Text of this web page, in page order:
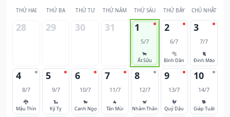
THỨ HAI THỨ BA THỨ TƯ THỨ NĂM THỨ SÁU THỨ BẢY CHỦ NHẬT
28 29 30 31 1
5/7
🐂
Ất Sửu
2
6/7
🐅
Bính Dần
3
7/7
🐈
Đinh Mão
4
8/7
🐉
Mậu Thìn
5
9/7
🐍
Kỷ Tỵ
6
10/7
🐎
Canh Ngọ
7
11/7
🐐
Tân Mùi
8
12/7
🐒
Nhâm Thân
9
13/7
🐓
Quý Dậu
10
14/7
🐕
Giáp Tuất